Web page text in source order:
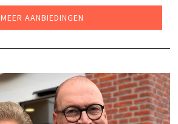
MEER AANBIEDINGEN